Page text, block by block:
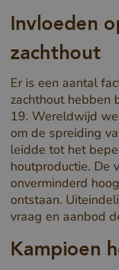
Invloeden
zachthout
Er is een aantal
zachthout hebben
19. Wereldwijd
om de spreiding
leidde tot het
houtproductie. De
onverminderd
ontstaan.
vraag en aanbod
Kampioen